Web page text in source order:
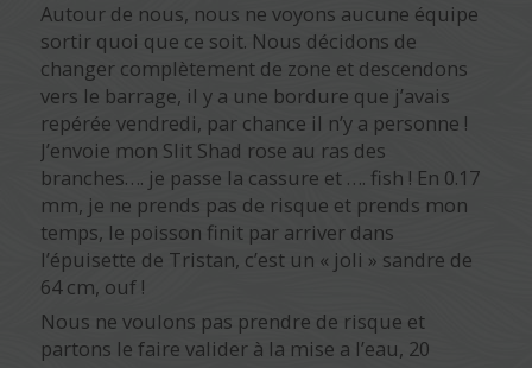
Autour de nous, nous ne voyons aucune équipe
sortir quoi que ce soit. Nous décidons de
changer complètement de zone et descendons
vers le barrage, il y a une bordure que j’avais
repérée vendredi, par chance il n’y a personne !
J’envoie mon Slit Shad rose au ras des
branches…. je passe la cassure et …. fish ! En 0.17
mm, je ne prends pas de risque et prends mon
temps, le poisson finit par arriver dans
l’épuisette de Tristan, c’est un « joli » sandre de
64 cm, ouf !
Nous ne voulons pas prendre de risque et
partons le faire valider à la mise a l’eau, 20